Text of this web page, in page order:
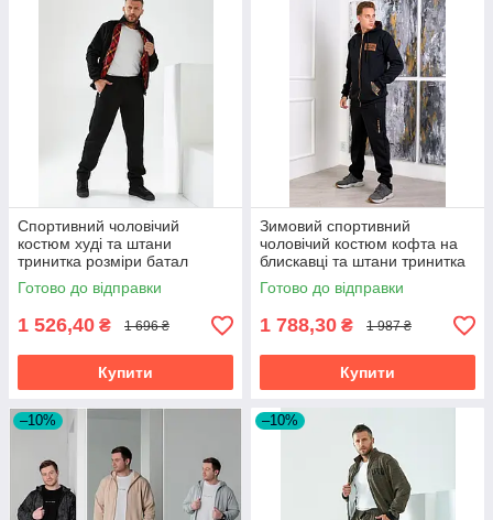
Спортивний чоловічий
костюм худі та штани
тринитка розміри батал
Готово до відправки
1 526,40 ₴ 1 696 ₴
Купити
Зимовий спортивний
чоловічий костюм кофта на
блискавці та штани тринитка
з начосом розміри батал
Готово до відправки
1 788,30 ₴ 1 987 ₴
Купити
–10% –10%